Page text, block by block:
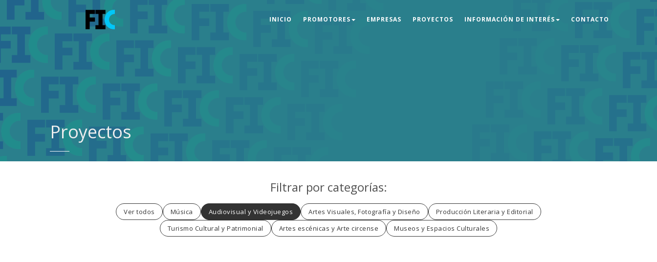
INICIO PROMOTORES EMPRESAS PROYECTOS INFORMACIÓN DE INTERÉS CONTACTO
Proyectos
Filtrar por categorías:
Ver todos Música Audiovisual y Videojuegos Artes Visuales, Fotografía y Diseño
Producción Literaria y Editorial
Turismo Cultural y Patrimonial
Artes escénicas y Arte circense Museos y Espacios Culturales